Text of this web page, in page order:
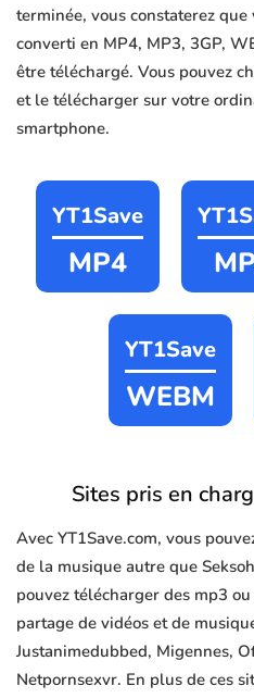
terminée, vous constaterez
converti en MP4, MP3, 3GP,
être téléchargé. Vous pouvez
et le télécharger sur votre
smartphone.
YT1Save
MP4
YT1Save
WEBM
Sites pris en
Avec YT1Save.com, vous
de la musique autre que
pouvez télécharger des mp3
partage de vidéos et de
Justanimedubbed, Migennes,
Netpornsexvr. En plus de ces